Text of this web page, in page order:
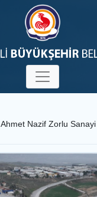
Ahmet Nazif Zorlu Sanayi